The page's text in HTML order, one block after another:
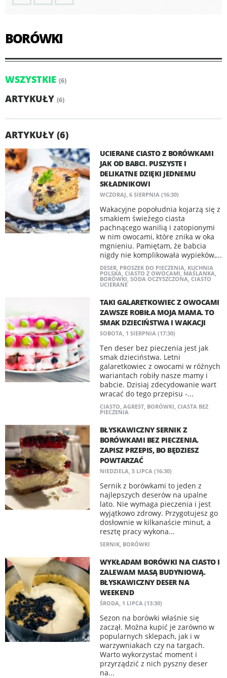
BORÓWKI
WSZYSTKIE (6)
ARTYKUŁY (6)
ARTYKUŁY (6)
UCIERANE CIASTO Z BORÓWKAMI
JAK OD BABCI. PUSZYSTE I
DELIKATNE DZIĘKI JEDNEMU
SKŁADNIKOWI
WCZORAJ, 6 SIERPNIA (16:30)
Wakacyjne popołudnia kojarzą się z
smakiem świeżego ciasta
pachnącego wanilią i zatopionymi
w nim owocami, które znika w oka
mgnieniu. Pamiętam, że babcia
nigdy nie komplikowała wypieków,...
DESER, PROSZEK DO PIECZENIA, KUCHNIA
POLSKA, CIASTO Z OWOCAMI, MAŚLANKA,
BORÓWKI, SODA OCZYSZCZONA, CIASTO
UCIERANE
TAKI GALARETKOWIEC Z OWOCAMI
ZAWSZE ROBIŁA MOJA MAMA. TO
SMAK DZIECIŃSTWA I WAKACJI
SOBOTA, 1 SIERPNIA (17:30)
Ten deser bez pieczenia jest jak
smak dzieciństwa. Letni
galaretkowiec z owocami w różnych
wariantach robiły nasze mamy i
babcie. Dzisiaj zdecydowanie wart
wracać do tego przepisu -...
CIASTO, AGREST, BORÓWKI, CIASTA BEZ
PIECZENIA
BŁYSKAWICZNY SERNIK Z
BORÓWKAMI BEZ PIECZENIA.
ZAPISZ PRZEPIS, BO BĘDZIESZ
POWTARZAĆ
NIEDZIELA, 5 LIPCA (16:30)
Sernik z borówkami to jeden z
najlepszych deserów na upalne
lato. Nie wymaga pieczenia i jest
wyjątkowo zdrowy. Przygotujesz go
dosłownie w kilkanaście minut, a
resztę pracy wykona...
SERNIK, BORÓWKI
WYKŁADAM BORÓWKI NA CIASTO I
ZALEWAM MASĄ BUDYNIOWĄ.
BŁYSKAWICZNY DESER NA
WEEKEND
ŚRODA, 1 LIPCA (13:30)
Sezon na borówki właśnie się
zaczął. Można kupić je zarówno w
popularnych sklepach, jak i w
warzywniakach czy na targach.
Warto wykorzystać moment i
przyrządzić z nich pyszny deser
na...